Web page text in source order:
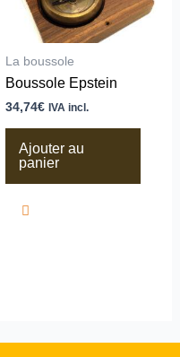
La boussole
Boussole Epstein
34,74€ IVA incl.
Ajouter au
panier